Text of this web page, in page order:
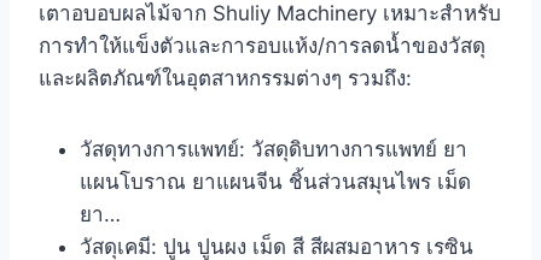
เตาอบอบผลไม้จาก Shuliy Machinery เหมาะสำหรับ
การทำให้แข็งตัวและการอบแห้ง/การลดน้ำของวัสดุ
และผลิตภัณฑ์ในอุตสาหกรรมต่างๆ รวมถึง:
วัสดุทางการแพทย์: วัสดุดิบทางการแพทย์ ยา
แผนโบราณ ยาแผนจีน ชิ้นส่วนสมุนไพร เม็ด
ยา…
วัสดุเคมี: ปูน ปูนผง เม็ด สี สีผสมอาหาร เรซิน